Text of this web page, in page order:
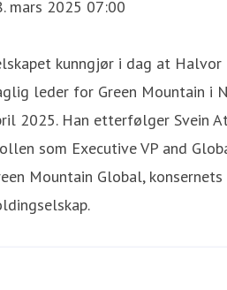
mars 2025 07:00
kunngjør i dag at
leder for Green Mountain i
2025. Han etterfølger Svein
som Executive VP and
Mountain Global,